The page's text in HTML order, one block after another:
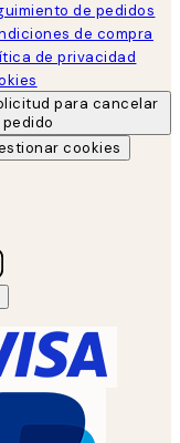
de pedidos
de compra
de privacidad
para cancelar
cookies